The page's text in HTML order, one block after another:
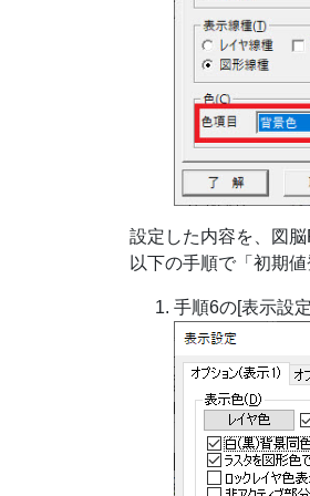
設定した内容を、図
以下の手順で「初期値
手順6の[表示設